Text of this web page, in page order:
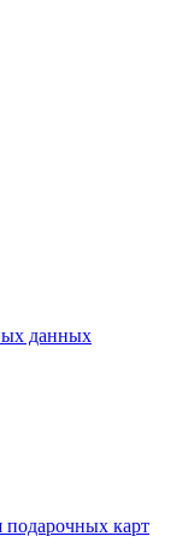
данных
подарочных карт